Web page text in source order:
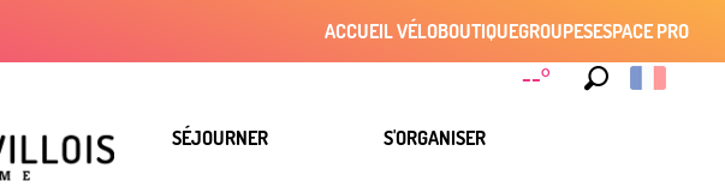
--°
ACCUEIL VÉLOBOUTIQUEGROUPESESPACE PRO
SÉJOURNER S'ORGANISER